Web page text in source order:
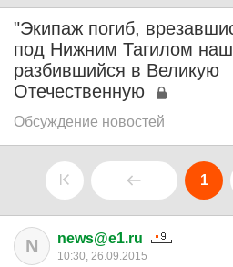
"Экипаж погиб,
под Нижним Тагилом
разбившийся в Великую
Отечественную
Обсуждение новостей
1
N news@e1.ru
10:30, 26.09.2015